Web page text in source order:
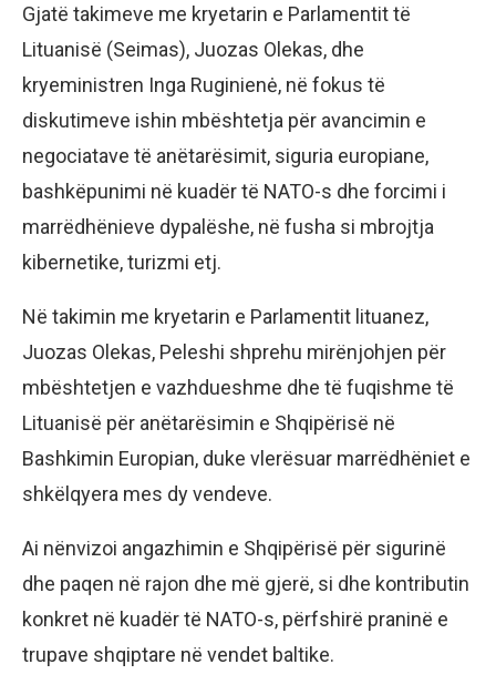
Gjatë takimeve me kryetarin e Parlamentit të
Lituanisë (Seimas), Juozas Olekas, dhe
kryeministren Inga Ruginienė, në fokus të
diskutimeve ishin mbështetja për avancimin e
negociatave të anëtarësimit, siguria europiane,
bashkëpunimi në kuadër të NATO-s dhe forcimi i
marrëdhënieve dypalëshe, në fusha si mbrojtja
kibernetike, turizmi etj.
Në takimin me kryetarin e Parlamentit lituanez,
Juozas Olekas, Peleshi shprehu mirënjohjen për
mbështetjen e vazhdueshme dhe të fuqishme të
Lituanisë për anëtarësimin e Shqipërisë në
Bashkimin Europian, duke vlerësuar marrëdhëniet e
shkëlqyera mes dy vendeve.
Ai nënvizoi angazhimin e Shqipërisë për sigurinë
dhe paqen në rajon dhe më gjerë, si dhe kontributin
konkret në kuadër të NATO-s, përfshirë praninë e
trupave shqiptare në vendet baltike.